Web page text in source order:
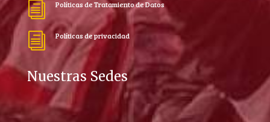
i Políticas de Tratamiento de Datos
i Políticas de privacidad
Nuestras Sedes